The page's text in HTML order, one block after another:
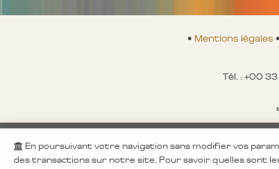
• Mentions légales •
Tél. : +00
A aucun moment nous ne proposons des
En poursuivant votre navigation sans modifier vos
des transactions sur notre site. Pour savoir quelles sont